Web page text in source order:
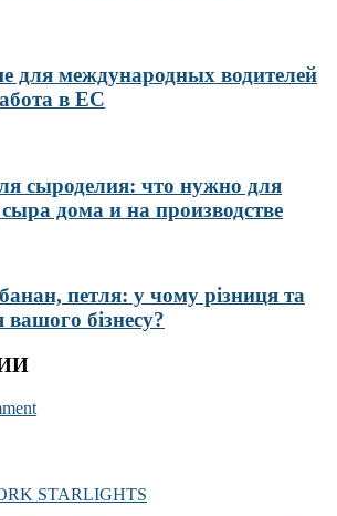
для международных водителей
в ЕС
сыроделия: что нужно для
дома и на производстве
петля: у чому різниця та
бізнесу?